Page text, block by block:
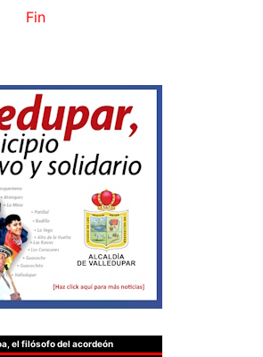
Fin
el filósofo del acordeón